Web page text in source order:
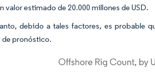
valor estimado de 20.000 millones de USD.
debido a tales factores, es probable
pronóstico.